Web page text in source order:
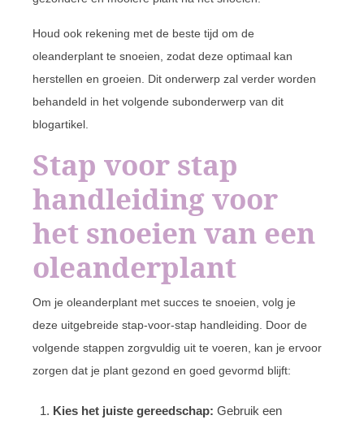
Houd ook rekening met de beste tijd om de
oleanderplant te snoeien, zodat deze optimaal kan
herstellen en groeien. Dit onderwerp zal verder worden
behandeld in het volgende subonderwerp van dit
blogartikel.
Stap voor stap
handleiding voor
het snoeien van een
oleanderplant
Om je oleanderplant met succes te snoeien, volg je
deze uitgebreide stap-voor-stap handleiding. Door de
volgende stappen zorgvuldig uit te voeren, kan je ervoor
zorgen dat je plant gezond en goed gevormd blijft:
Kies het juiste gereedschap: Gebruik een